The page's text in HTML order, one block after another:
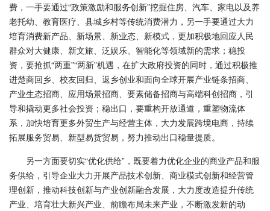
费，一手要通过“政策激励和服务创新”挖掘住房、汽车、家电以及养
老托幼、教育医疗、县城乡村等传统消费潜力，另一手要通过大力
培育消费新产品、新场景、新业态、新模式，更加积极地回应人民
群众对大健康、新文旅、泛娱乐、智能化等领域新的需求；稳投
资，要抢抓“两重”“两新”机遇，在扩大政府投资的同时，通过积极推
进楚商回乡、校友回归、返乡创业和面向全球开展产业链条招商、
产业生态招商、应用场景招商、要素储备招商与高端科创招商，引
导和撬动更多社会投资；稳出口，要重构开放通道，重塑物流体
系，加快培育更多外贸生产与经营主体，大力发展跨境电商，持续
拓展服务贸易、新型易货贸易，努力推动出口稳量提质。
另一方面要切实“优化供给”，既要着力优化企业的商业产品和服
务供给，引导企业大力开展产品技术创新、商业模式创新和经营管
理创新，推动科技创新与产业创新融合发展，大力度改造提升传统
产业、培育壮大新兴产业、前瞻布局未来产业，不断激发新的动